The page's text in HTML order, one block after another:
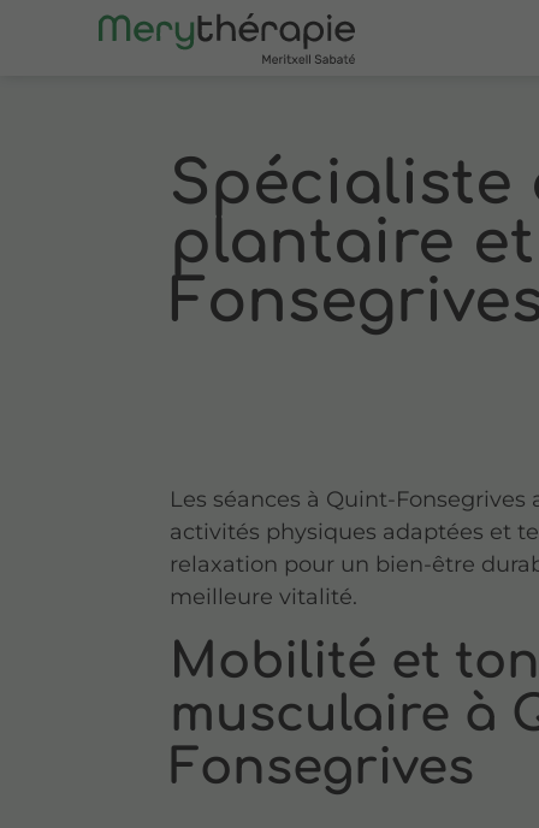
Spécialiste
plantaire
Les séances à Quint-Fonsegrives
activités physiques adaptées et
relaxation pour un bien-être
meilleure vitalité.
Mobilité et
musculaire à
Fonsegrives